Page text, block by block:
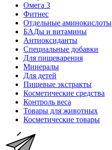
Омега 3
Фитнес
Отдельные аминокислоты
БАДы и витамины
Антиоксиданты
Специальные добавки
Для пищеварения
Минералы
Для детей
Пищевые экстракты
Косметические средства
Контроль веса
Товары для животных
Косметические товары